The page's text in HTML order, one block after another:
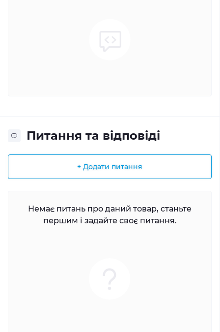
Питання та відповіді
+ Додати питання
Немає питань про даний товар, станьте
першим і задайте своє питання.